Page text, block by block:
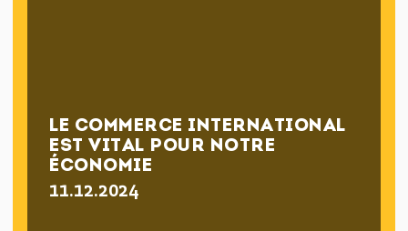
LE COMMERCE INTERNATIONAL
EST VITAL POUR NOTRE
ÉCONOMIE
11.12.2024